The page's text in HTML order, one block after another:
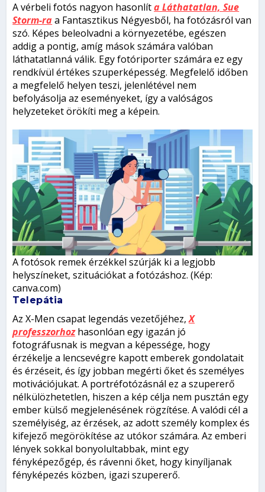
A vérbeli fotós nagyon hasonlíta Láthatatlan, Sue
Storm-raa Fantasztikus Négyesből, ha fotózásról van
szó. Képes beleolvadni a környezetébe, egészen
addig a pontig, amíg mások számára valóban
láthatatlanná válik. Egy fotóriporter számára ez egy
rendkívül értékes szuperképesség. Megfelelő időben
a megfelelő helyen teszi, jelenlétével nem
befolyásolja az eseményeket, így a valóságos
helyzeteket örökíti meg a képein.
A fotósok remek érzékkel szúrják ki a legjobb
helyszíneket, szituációkat a fotózáshoz. (Kép:
canva.com)
Telepátia
Az X-Men csapat legendás vezetőjéhez,X
professzorhozhasonlóan egy igazán jó
fotográfusnak is megvan a képessége, hogy
érzékelje a lencsevégre kapott emberek gondolatait
és érzéseit, és így jobban megérti őket és személyes
motivációjukat. A portréfotózásnál ez a szupererő
nélkülözhetetlen, hiszen a kép célja nem pusztán egy
ember külső megjelenésének rögzítése. A valódi cél a
személyiség, az érzések, az adott személy komplex és
kifejező megörökítése az utókor számára. Az emberi
lények sokkal bonyolultabbak, mint egy
fényképezőgép, és rávenni őket, hogy kinyíljanak
fényképezés közben, igazi szupererő.